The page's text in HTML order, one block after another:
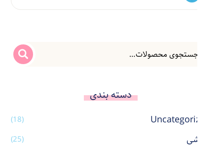
دسته بندی
Uncategorized
(18)
آرایشی (25)